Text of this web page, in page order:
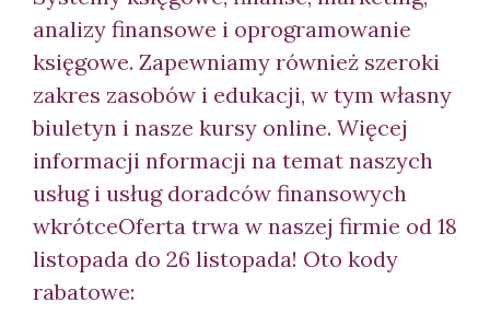
analizy finansowe i oprogramowanie
księgowe. Zapewniamy również szeroki
zakres zasobów i edukacji, w tym własny
biuletyn i nasze kursy online. Więcej
informacji nformacji na temat naszych
usług i usług doradców finansowych
wkrótceOferta trwa w naszej firmie od 18
listopada do 26 listopada! Oto kody
rabatowe: